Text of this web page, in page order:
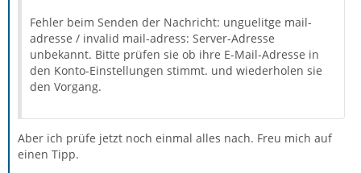
Fehler beim Senden der Nachricht: unguelitge mail-
adresse / invalid mail-adress: Server-Adresse
unbekannt. Bitte prüfen sie ob ihre E-Mail-Adresse in
den Konto-Einstellungen stimmt. und wiederholen sie
den Vorgang.
Aber ich prüfe jetzt noch einmal alles nach. Freu mich auf
einen Tipp.